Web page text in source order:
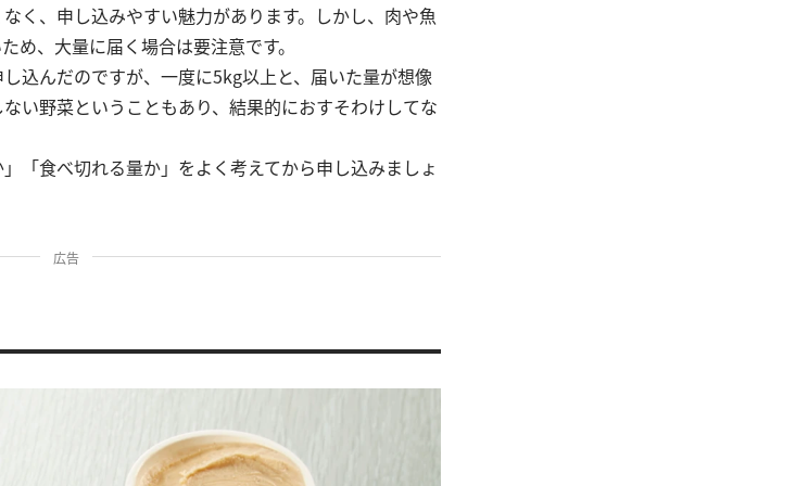
く、申し込みやすい魅力があります。しかし、肉や魚
め、大量に届く場合は要注意です。
込んだのですが、一度に5kg以上と、届いた量が想像
い野菜ということもあり、結果的におすそわけしてな
「食べ切れる量か」をよく考えてから申し込みましょ
広告